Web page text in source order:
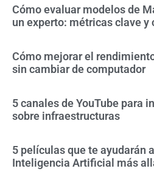
Cómo evaluar modelos de
un experto: métricas clave y
Cómo mejorar el
sin cambiar de computador
5 canales de YouTube para
sobre infraestructuras
5 películas que te ayudarán
Inteligencia Artificial más